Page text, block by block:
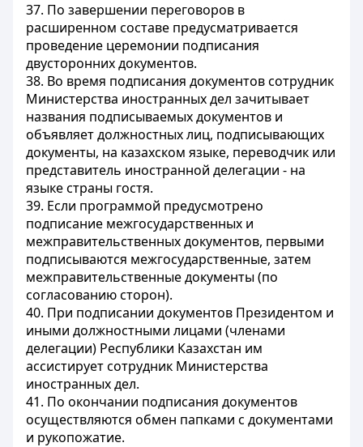
37. По завершении переговоров в
расширенном составе предусматривается
проведение церемонии подписания
двусторонних документов.
38. Во время подписания документов сотрудник
Министерства иностранных дел зачитывает
названия подписываемых документов и
объявляет должностных лиц, подписывающих
документы, на казахском языке, переводчик или
представитель иностранной делегации - на
языке страны гостя.
39. Если программой предусмотрено
подписание межгосударственных и
межправительственных документов, первыми
подписываются межгосударственные, затем
межправительственные документы (по
согласованию сторон).
40. При подписании документов Президентом и
иными должностными лицами (членами
делегации) Республики Казахстан им
ассистирует сотрудник Министерства
иностранных дел.
41. По окончании подписания документов
осуществляются обмен папками с документами
и рукопожатие.